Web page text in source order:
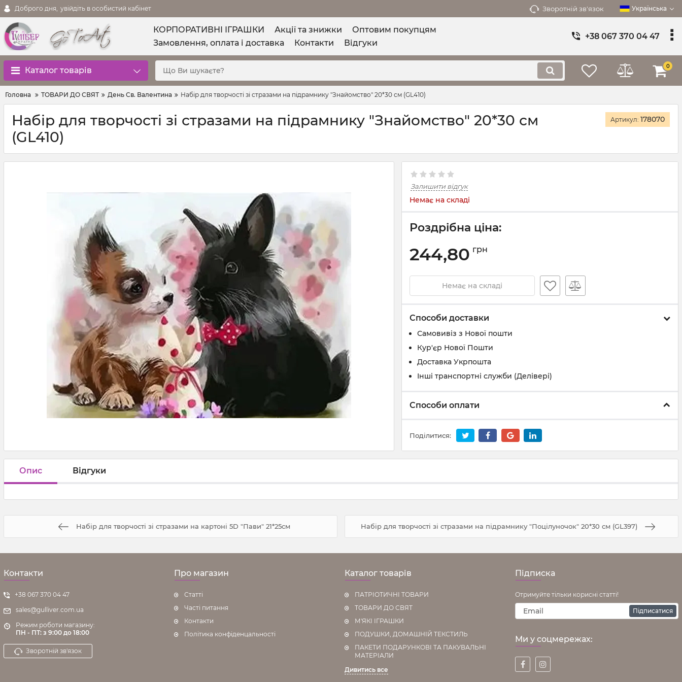
Доброго дня, увійдіть в особистий кабінет Зворотній зв'язок Українська
КОРПОРАТИВНІ ІГРАШКИ Акції та знижки
Оптовим покупцям
Замовлення, оплата і доставка
Контакти Відгуки
+38 067 370 04 47
Каталог товарів 0
Головна ТОВАРИ ДО СВЯТ День Св. Валентина Набір для творчості зі стразами на підрамнику "Знайомство" 20*30 см (GL410)
Набір для творчості зі стразами на підрамнику "Знайомство" 20*30 см
(GL410)
Артикул: 178070
Залишити відгук
Немає на складі
Роздрібна ціна:
244,80 грн
Немає на складі
Способи доставки
Самовивіз з Нової пошти
Кур'єр Нової Пошти
Доставка Укрпошта
Інші транспортні служби (Делівері)
Способи оплати
Поділитися:
Опис Відгуки
Набір для творчості зі стразами на картоні 5D "Пави" 21*25см Набір для творчості зі стразами на підрамнику "Поцілуночок" 20*30 см (GL397)
Контакти
+38 067 370 04 47
sales@gulliver.com.ua
Режим роботи магазину:
ПН - ПТ: з 9:00 до 18:00
Зворотній зв'язок
Про магазин
Статті
Часті питання
Контакти
Політика конфіденцальності
Каталог товарів
ПАТРІОТИЧНІ ТОВАРИ
ТОВАРИ ДО СВЯТ
М'ЯКІ ІГРАШКИ
ПОДУШКИ, ДОМАШНІЙ ТЕКСТИЛЬ
ПАКЕТИ ПОДАРУНКОВІ ТА ПАКУВАЛЬНІ
МАТЕРІАЛИ
Дивитись все
Підписка
Отримуйте тільки корисні статті!
Підписатися
Ми у соцмережах: